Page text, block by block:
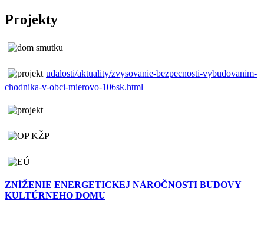
Projekty
udalosti/aktuality/zvysovanie-bezpecnosti-vybudovanim-
chodnika-v-obci-mierovo-106sk.html
ZNÍŽENIE ENERGETICKEJ NÁROČNOSTI BUDOVY
KULTÚRNEHO DOMU